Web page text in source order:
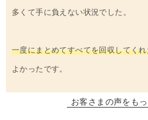
多くて手に負えない状況でした。
一度にまとめてすべてを回収してく
よかったです。
お客さまの声をも